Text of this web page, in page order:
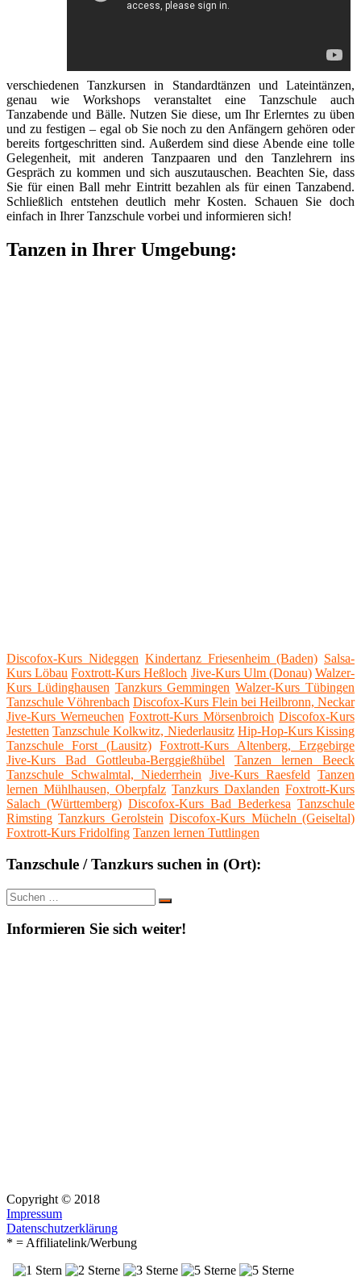
verschiedenen Tanzkursen in Standardtänzen und Lateintänzen,
genau wie Workshops veranstaltet eine Tanzschule auch
Tanzabende und Bälle. Nutzen Sie diese, um Ihr Erlerntes zu üben
und zu festigen – egal ob Sie noch zu den Anfängern gehören oder
bereits fortgeschritten sind. Außerdem sind diese Abende eine tolle
Gelegenheit, mit anderen Tanzpaaren und den Tanzlehrern ins
Gespräch zu kommen und sich auszutauschen. Beachten Sie, dass
Sie für einen Ball mehr Eintritt bezahlen als für einen Tanzabend.
Schließlich entstehen deutlich mehr Kosten. Schauen Sie doch
einfach in Ihrer Tanzschule vorbei und informieren sich!
Tanzen in Ihrer Umgebung:
Discofox-Kurs Nideggen Kindertanz Friesenheim (Baden) Salsa-
Kurs Löbau Foxtrott-Kurs Heßloch Jive-Kurs Ulm (Donau) Walzer-
Kurs Lüdinghausen Tanzkurs Gemmingen Walzer-Kurs Tübingen
Tanzschule Vöhrenbach Discofox-Kurs Flein bei Heilbronn, Neckar
Jive-Kurs Werneuchen Foxtrott-Kurs Mörsenbroich Discofox-Kurs
Jestetten Tanzschule Kolkwitz, Niederlausitz Hip-Hop-Kurs Kissing
Tanzschule Forst (Lausitz)
Foxtrott-Kurs Altenberg, Erzgebirge
Jive-Kurs Bad Gottleuba-Berggießhübel
Tanzen lernen Beeck
Tanzschule Schwalmtal, Niederrhein
Jive-Kurs Raesfeld Tanzen
lernen Mühlhausen, Oberpfalz Tanzkurs Daxlanden Foxtrott-Kurs
Salach (Württemberg) Discofox-Kurs Bad Bederkesa Tanzschule
Rimsting Tanzkurs Gerolstein Discofox-Kurs Mücheln (Geiseltal)
Foxtrott-Kurs Fridolfing Tanzen lernen Tuttlingen
Tanzschule / Tanzkurs suchen in (Ort):
Suche
nach:
Suchen
Informieren Sie sich weiter!
Copyright © 2018
Impressum
Datenschutzerklärung
* = Affiliatelink/Werbung